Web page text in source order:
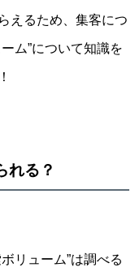
えるため、集客につ
ム”について知識を
れる？
リューム”は調べる